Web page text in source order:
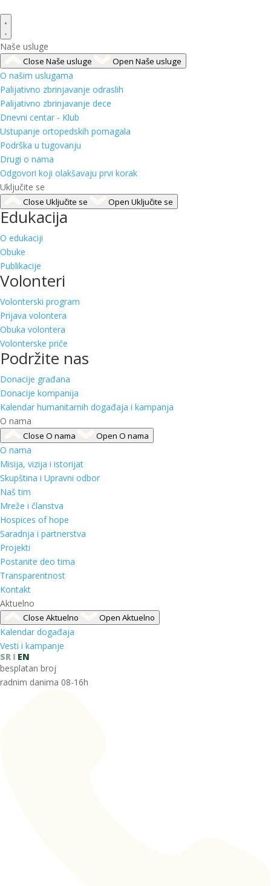
Naše usluge
Close Naše usluge Open Naše usluge
O našim uslugama
Palijativno zbrinjavanje odraslih
Palijativno zbrinjavanje dece
Dnevni centar - Klub
Ustupanje ortopedskih pomagala
Podrška u tugovanju
Drugi o nama
Odgovori koji olakšavaju prvi korak
Uključite se
Close Uključite se Open Uključite se
Edukacija
O edukaciji
Obuke
Publikacije
Volonteri
Volonterski program
Prijava volontera
Obuka volontera
Volonterske priče
Podržite nas
Donacije građana
Donacije kompanija
Kalendar humanitarnih događaja i kampanja
O nama
Close O nama Open O nama
O nama
Misija, vizija i istorijat
Skupština i Upravni odbor
Naš tim
Mreže i članstva
Hospices of hope
Saradnja i partnerstva
Projekti
Postanite deo tima
Transparentnost
Kontakt
Aktuelno
Close Aktuelno Open Aktuelno
Kalendar događaja
Vesti i kampanje
SR
EN
besplatan broj
radnim danima 08-16h